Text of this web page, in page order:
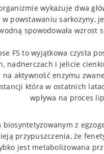
wykazuje dwa
w powstawaniu
spowodowała wzrost
F5 to wyjątkowa czysta
nadnerczach i jelicie
na aktywność enzymu
która w ostatnich
wpływa na proces
z
przypuszczenia, że
jest metabolizowana